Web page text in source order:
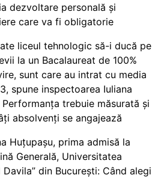
dezvoltare personală și
care va fi obligatorie
liceul tehnologic să-i ducă pe
la un Bacalaureat de 100%
sunt care au intrat cu media
spune inspectoarea Iuliana
Performanța trebuie măsurată și
absolvenți se angajează
Huțupașu, prima admisă la
Generală, Universitatea
Davila” din București: Când alegi